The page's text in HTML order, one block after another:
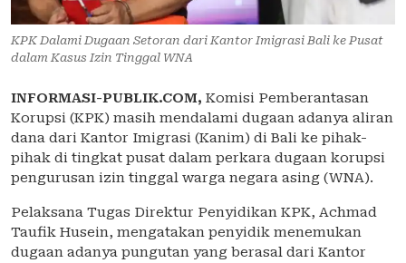
KPK Dalami Dugaan Setoran dari Kantor Imigrasi Bali ke Pusat
dalam Kasus Izin Tinggal WNA
INFORMASI-PUBLIK.COM, Komisi Pemberantasan
Korupsi (KPK) masih mendalami dugaan adanya aliran
dana dari Kantor Imigrasi (Kanim) di Bali ke pihak-
pihak di tingkat pusat dalam perkara dugaan korupsi
pengurusan izin tinggal warga negara asing (WNA).
Pelaksana Tugas Direktur Penyidikan KPK, Achmad
Taufik Husein, mengatakan penyidik menemukan
dugaan adanya pungutan yang berasal dari Kantor